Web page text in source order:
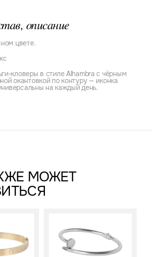
описание
цвете.
кловеры в стиле Alhambra с чёрным
окантовкой по контуру — иконка
на каждый день.
МОЖЕТ